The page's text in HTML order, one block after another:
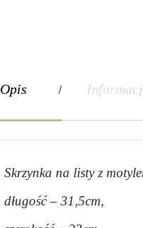
Opis
Skrzynka na listy z
długość – 31,5cm,